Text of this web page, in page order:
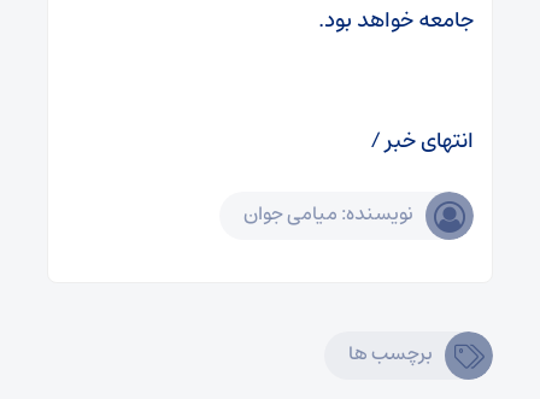
جامعه خواهد بود.
انتهای خبر /
نویسنده: میامی جوان
برچسب ها